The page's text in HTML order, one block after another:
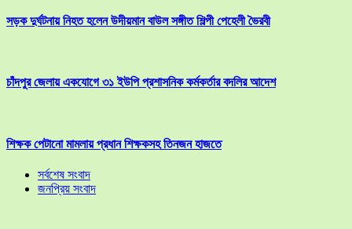
সড়ক দুর্ঘটনায় নিহত হলেন উদীয়মান বাউল সঙ্গীত শিল্পী পেহেলী ভৈরবী
চাঁদপুর জেলায় একযোগে ৩১ ইউপি প্রশাসনিক কর্মকর্তার বদলির আদেশ
শিক্ষক পেটানো মামলায় প্রধান শিক্ষকসহ তিনজন হাজতে
সর্বশেষ সংবাদ
জনপ্রিয় সংবাদ